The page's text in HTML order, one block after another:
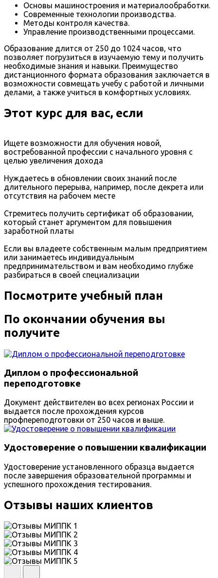
Основы машиностроения и материалообработки.
Современные технологии производства.
Методы контроля качества.
Управление производственными процессами.
Образование длится от 250 до 1024 часов, что
позволяет погрузиться в изучаемую тему и получить
необходимые знания и навыки. Преимущество
дистанционного формата образования заключается в
возможности совмещать учебу с работой и личными
делами, а также учиться в комфортных условиях.
Этот курс для вас, если
Ищете возможности для обучения новой,
востребованной профессии с начального уровня с
целью увеличения дохода
Нуждаетесь в обновлении своих знаний после
длительного перерыва, например, после декрета или
отсутствия на рабочем месте
Стремитесь получить сертификат об образовании,
который станет аргументом для повышения
заработной платы
Если вы владеете собственным малым предприятием
или занимаетесь индивидуальным
предпринимательством и вам необходимо глубже
разбираться в своей специализации
Посмотрите учебный план
По окончании обучения вы
получите
Диплом о профессиональной
переподготовке
Документ действителен во всех регионах России и
выдается после прохождения курсов
профпереподготовки от 250 часов и выше.
Удостоверение о повышении квалификации
Удостоверение установленного образца выдается
после завершения образовательной программы и
успешного прохождения тестирования.
Отзывы наших клиентов